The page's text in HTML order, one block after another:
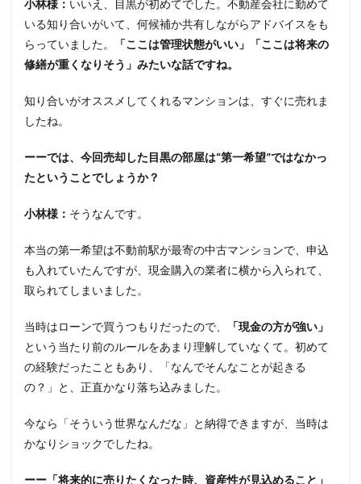
小林様： いいえ、目黒が初めてでした。不動産会社に勤めて
いる知り合いがいて、何候補か共有しながらアドバイスをも
らっていました。
「ここは管理状態がいい」「ここは将来の
修繕が重くなりそう」みたいな話ですね。
知り合いがオススメしてくれるマンションは、すぐに売れま
したね。
ーーでは、今回売却した目黒の部屋は“第一希望”ではなかっ
たということでしょうか？
小林様： そうなんです。
本当の第一希望は不動前駅が最寄の中古マンションで、申込
も入れていたんですが、現金購入の業者に横から入られて、
取られてしまいました。
当時はローンで買うつもりだったので、
「現金の方が強い」
という当たり前のルールをあまり理解していなくて。初めて
の経験だったこともあり、「なんでそんなことが起きる
の？」と、正直かなり落ち込みました。
今なら「そういう世界なんだな」と納得できますが、当時は
かなりショックでしたね。
ーー「将来的に売りたくなった時、資産性が見込めること」